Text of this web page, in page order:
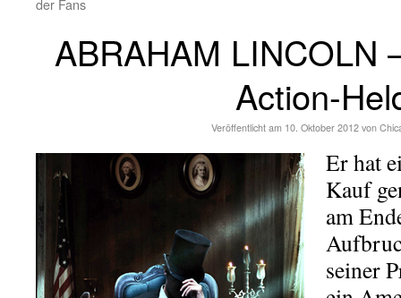
der Fans
ABRAHAM LINCOLN
Action-
Veröffentlicht am 10. Oktober 2012 von
Er hat
Kauf
am
seiner